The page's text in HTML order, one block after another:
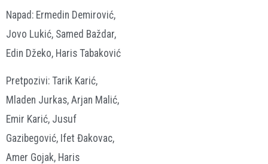
Napad: Ermedin Demirović,
Jovo Lukić, Samed Baždar,
Edin Džeko, Haris Tabaković
Pretpozivi: Tarik Karić,
Mladen Jurkas, Arjan Malić,
Emir Karić, Jusuf
Gazibegović, Ifet Đakovac,
Amer Gojak, Haris